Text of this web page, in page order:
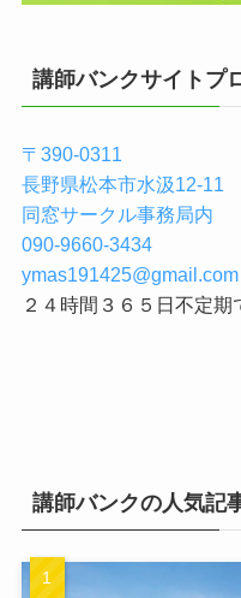
講師バンクサイトプ
〒390-0311
長野県松本市水汲12-11
同窓サークル事務局内
090-9660-3434
ymas191425@gmail.com
２４時間３６５日不定期
講師バンクの人気記